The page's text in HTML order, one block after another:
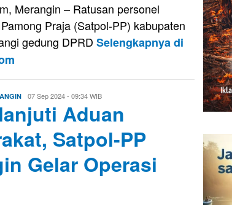
Merangin – Ratusan personel
Praja (Satpol-PP) kabupaten
gedung DPRD Selengkapnya di
Edo
Guntara
07 Sep 2024 - 09:34 WIB
Aduan
Satpol-PP
Gelar Operasi